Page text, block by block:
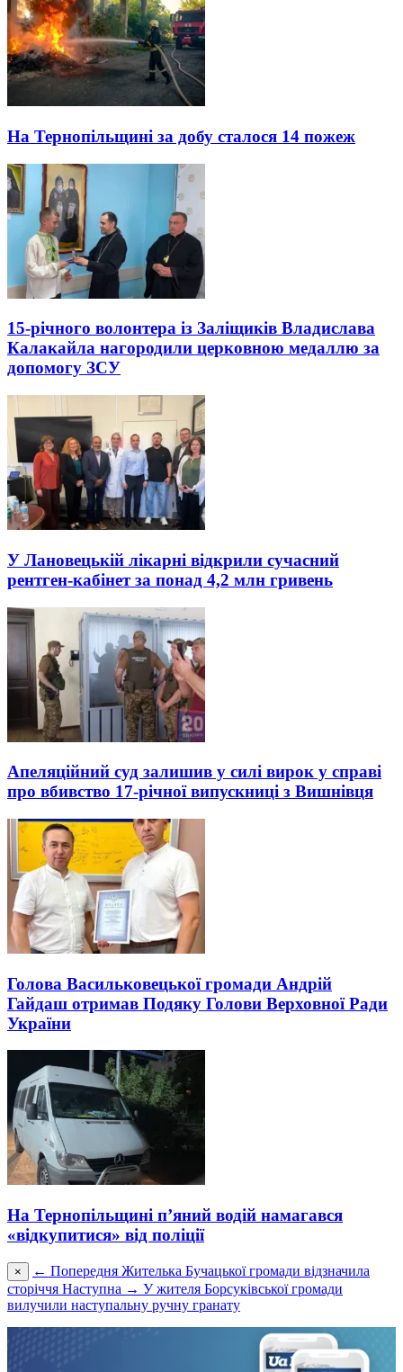
На Тернопільщині за добу сталося 14 пожеж
15-річного волонтера із Заліщиків Владислава
Калакайла нагородили церковною медаллю за
допомогу ЗСУ
У Лановецькій лікарні відкрили сучасний
рентген-кабінет за понад 4,2 млн гривень
Апеляційний суд залишив у силі вирок у справі
про вбивство 17-річної випускниці з Вишнівця
Голова Васильковецької громади Андрій
Гайдаш отримав Подяку Голови Верховної Ради
України
На Тернопільщині п’яний водій намагався
«відкупитися» від поліції
× ← Попередня Жителька Бучацької громади відзначила
сторіччя Наступна → У жителя Борсуківської громади
вилучили наступальну ручну гранату